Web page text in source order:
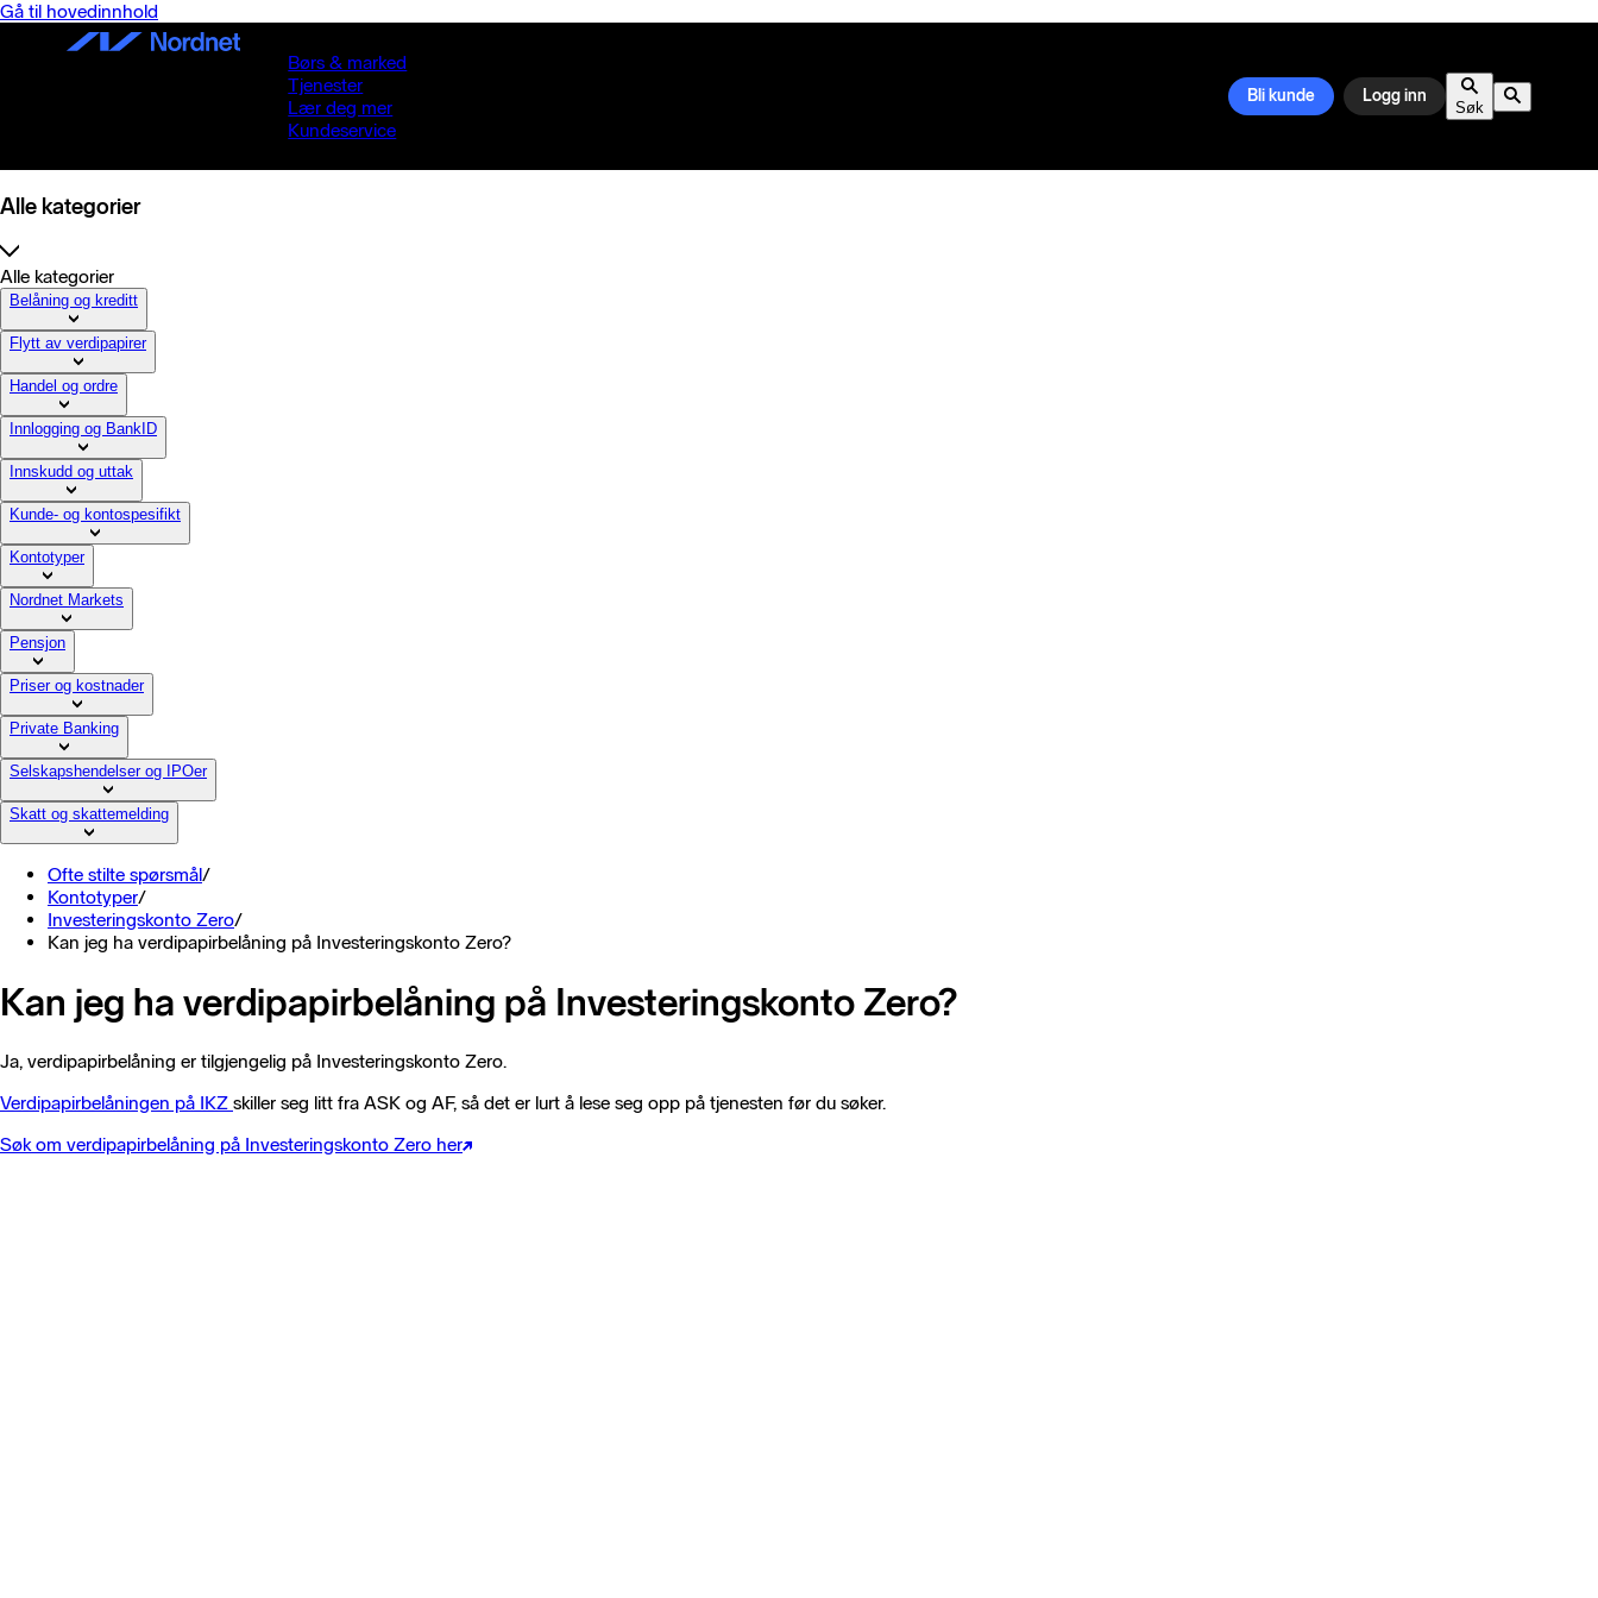
Gå til hovedinnhold
Børs & marked
Tjenester
Lær deg mer
Kundeservice
Bli kunde Logg inn
Søk
Alle kategorier
Alle kategorier
Belåning og kreditt
Flytt av verdipapirer
Handel og ordre
Innlogging og BankID
Innskudd og uttak
Kunde- og kontospesifikt
Kontotyper
Nordnet Markets
Pensjon
Priser og kostnader
Private Banking
Selskapshendelser og IPOer
Skatt og skattemelding
Ofte stilte spørsmål/
Kontotyper/
Investeringskonto Zero/
Kan jeg ha verdipapirbelåning på Investeringskonto Zero?
Kan jeg ha verdipapirbelåning på Investeringskonto Zero?
Ja, verdipapirbelåning er tilgjengelig på Investeringskonto Zero.
Verdipapirbelåningen på IKZ skiller seg litt fra ASK og AF, så det er lurt å lese seg opp på tjenesten før du søker.
Søk om verdipapirbelåning på Investeringskonto Zero her